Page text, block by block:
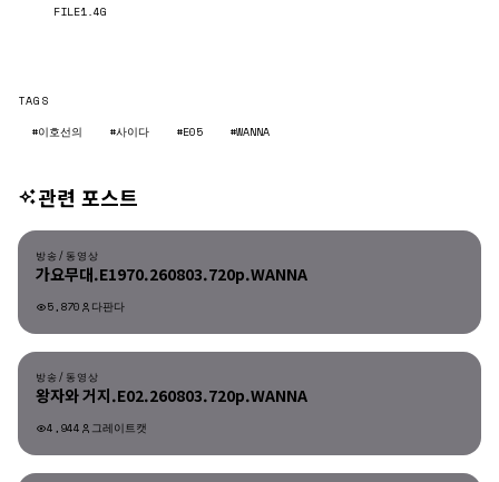
FILE1.4G
TAGS
#이호선의
#사이다 #E05 #WANNA
관련 포스트
방송/동영상
방송/동영상
가요무대.E1970.260803.720p.WANNA
5,870 다판다
방송/동영상
방송/동영상
왕자와 거지.E02.260803.720p.WANNA
4,944 그레이트캣
방송/동영상